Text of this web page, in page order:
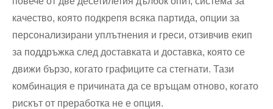
качество, която подкрепя всяка партида, опции за
персонализирани уплътнения и греси, отзивчив екип
за поддръжка след доставката и доставка, която се
движи бързо, когато графиците са стегнати. Тази
комбинация е причината да се връщам отново, когато
рискът от преработка не е опция.